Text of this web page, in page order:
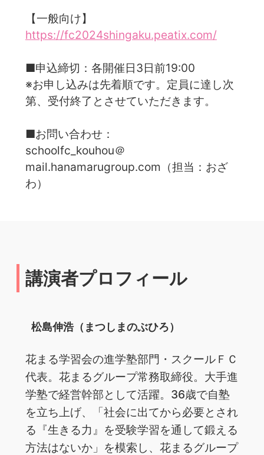
【一般向け】
https://fc2024shingaku.peatix.com/
■申込締切：各開催日3日前19:00
※お申し込みは先着順です。定員に達し次
第、受付終了とさせていただきます。
■お問い合わせ：
schoolfc_kouhou＠
mail.hanamarugroup.com（担当：おざ
わ）
講演者プロフィール
松島伸浩（まつしまのぶひろ）
花まる学習会の進学塾部門・スクールＦＣ
代表。花まるグループ常務取締役。大手進
学塾で経営幹部として活躍。36歳で自塾
を立ち上げ、「社会に出てから必要とされ
る『生きる力』を受験学習を通して鍛える
方法はないか」を模索し、花まるグループ